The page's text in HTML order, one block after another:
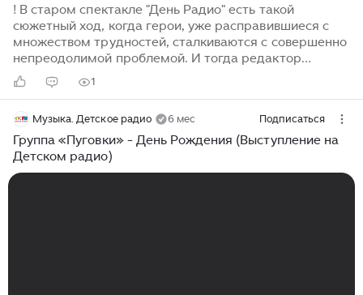
! В старом спектакле "День Радио" есть такой
сюжетный ход, когда герои, уже расправившиеся с
множеством трудностей, сталкиваются с совершенно
непреодолимой проблемой. И тогда редактор
радиостанции вдруг залезает под стол, и начинает
искать пуговицу от пиджака, которая туда закатилась
пуговица, нам же нужно с Министерством обороны
разбираться". А редактор отвечает: "Пуговицу – чисто
теоретически – мы найти можем...
1
Музыка. Детское радио 6 мес Подписаться
Группа «Пуговки» - День Рождения (Выступление на
Детском радио)